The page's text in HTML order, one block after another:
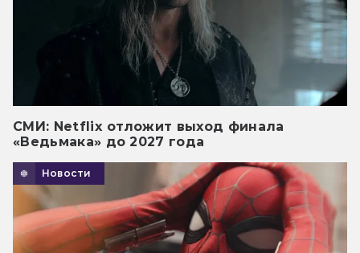
СМИ: Netflix отложит выход финала
«Ведьмака» до 2027 года
Новости